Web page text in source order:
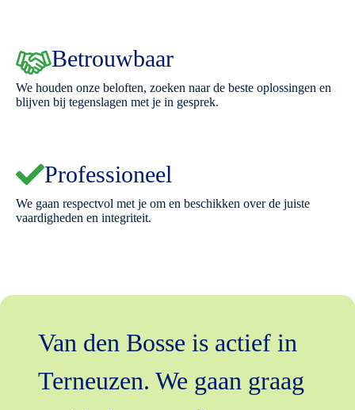
Betrouwbaar
We houden onze beloften, zoeken naar de beste oplossingen en
blijven bij tegenslagen met je in gesprek.
Professioneel
We gaan respectvol met je om en beschikken over de juiste
vaardigheden en integriteit.
Van den Bosse is actief in
Terneuzen. We gaan graag